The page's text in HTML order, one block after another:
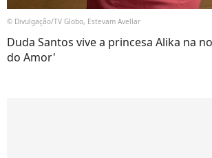
© Divulgação/TV Globo, Estevam Avellar
Duda Santos vive a princesa Alika na
do Amor'